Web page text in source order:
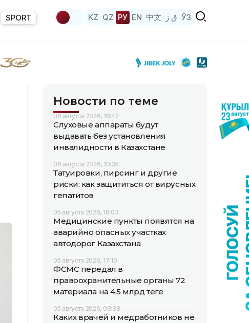
SPORT KZ QZ РУ EN 中文 ق ز ЎЗ
Новости по теме
06 августа 2026, 18:42
Слуховые аппараты будут
выдавать без установления
инвалидности в Казахстане
06 августа 2026, 10:35
Татуировки, пирсинг и другие
риски: как защититься от вирусных
гепатитов
05 августа 2026, 18:03
Медицинские пункты появятся на
аварийно опасных участках
автодорог Казахстана
05 августа 2026, 17:10
ФСМС передал в
правоохранительные органы 72
материала на 4,5 млрд теңге
05 августа 2026, 09:38
Каких врачей и медработников не